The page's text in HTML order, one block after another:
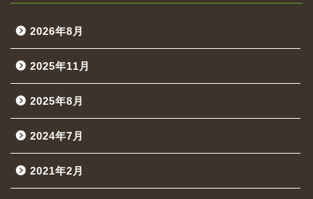
2026年8月
2025年11月
2025年8月
2024年7月
2021年2月